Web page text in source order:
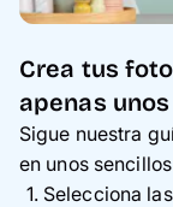
Crea tus
apenas
Sigue nuestra
en unos
Selecciona las